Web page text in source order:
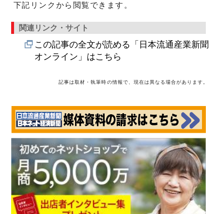
下記リンクから閲覧できます。
関連リンク・サイト
この記事の全文が読める「日本流通産業新聞
オンライン」はこちら
記事は取材・執筆時の情報で、現在は異なる場合があります。